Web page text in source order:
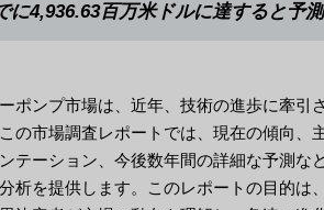
に4,936.63百万米ドルに達すると予測
ポンプ市場は、近年、技術の進歩に牽引
の市場調査レポートでは、現在の傾向、
テーション、今後数年間の詳細な予測な
析を提供します。このレポートの目的は